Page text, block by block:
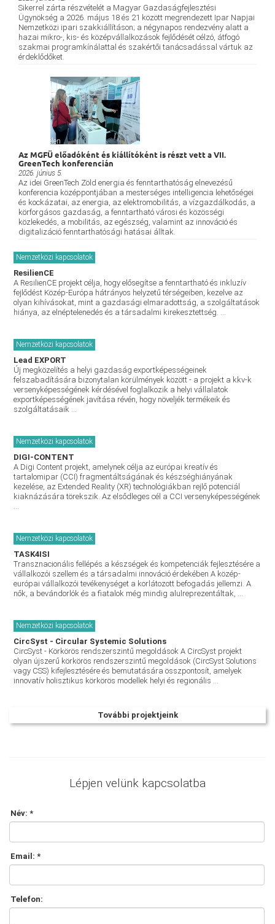
Sikerrel zárta részvételét a Magyar Gazdaságfejlesztési
Ügynökség a 2026. május 18 és 21 között megrendezett Ipar Napjai
Nemzetközi ipari szakkiállításon; a négynapos rendezvény alatt a
hazai mikro-, kis- és középvállalkozások fejlődését célzó, átfogó
szakmai programkínálattal és szakértői tanácsadással vártuk az
érdeklődőket.
Névtelen
Az MGFÜ előadóként és kiállítóként is részt vett a VII.
GreenTech konferencián
2026. június 5.
Az idei GreenTech Zöld energia és fenntarthatóság elnevezésű
konferencia középpontjában a mesterséges intelligencia lehetőségei
és kockázatai, az energia, az elektromobilitás, a vízgazdálkodás, a
körforgásos gazdaság, a fenntartható városi és közösségi
közlekedés, a mobilitás, az egészség, valamint az innováció és
digitalizáció fenntarthatósági hatásai álltak.
Nemzetközi kapcsolatok
ResilienCE
A ResilienCE projekt célja, hogy elősegítse a fenntartható és inkluzív
fejlődést Közép-Európa hátrányos helyzetű térségeiben, kezelve az
olyan kihívásokat, mint a gazdasági elmaradottság, a szolgáltatások
hiánya, az elnéptelenedés és a társadalmi kirekesztettség. ...
Nemzetközi kapcsolatok
Lead EXPORT
Új megközelítés a helyi gazdaság exportképességeinek
felszabadítására bizonytalan körülmények között - a projekt a kkv-k
versenyképességének kérdésével foglalkozik a helyi vállalatok
exportképességének javítása révén, hogy növeljék termékeik és
szolgáltatásaik ...
Nemzetközi kapcsolatok
DIGI-CONTENT
A Digi Content projekt, amelynek célja az európai kreatív és
tartalomipar (CCI) fragmentáltságának és készséghiányának
kezelése, az Extended Reality (XR) technológiákban rejlő potenciál
kiaknázására törekszik. Az elsődleges cél a CCI versenyképességének
Nemzetközi kapcsolatok
TASK4ISI
Transznacionális fellépés a készségek és kompetenciák fejlesztésére a
vállalkozói szellem és a társadalmi innováció érdekében A közép-
európai vállalkozói tevékenységet a korlátozott befogadás jellemzi. A
nők, a bevándorlók és a fiatalok még mindig alulreprezentáltak, ...
Nemzetközi kapcsolatok
CircSyst - Circular Systemic Solutions
CircSyst - Körkörös rendszerszintű megoldások A CircSyst projekt
olyan újszerű körkörös rendszerszintű megoldások (CircSyst Solutions
vagy CSS) kifejlesztésére és bemutatására összpontosít, amelyek
innovatív holisztikus körkörös modellek helyi és regionális ...
További projektjeink
Lépjen velünk kapcsolatba
Név: *
Email: *
Telefon: